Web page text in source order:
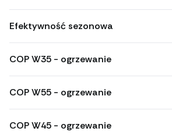
Efektywność sezonowa
COP W35 - ogrzewanie
COP W55 - ogrzewanie
COP W45 - ogrzewanie